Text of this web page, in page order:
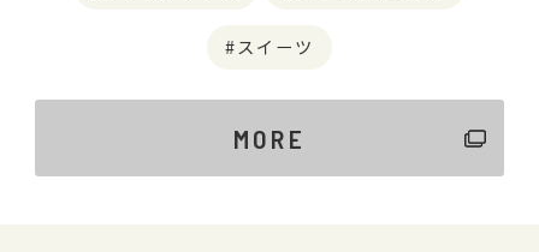
スイーツ
MORE